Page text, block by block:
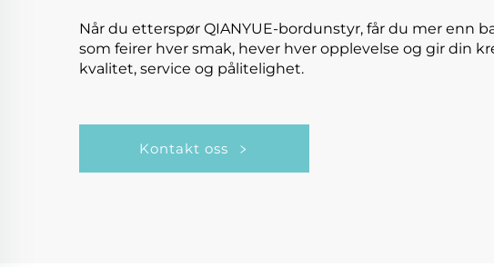
Når du etterspør QIANYUE-bordunstyr, får du mer
som feirer hver smak, hever hver opplevelse og gir din
kvalitet, service og pålitelighet.
Kontakt oss